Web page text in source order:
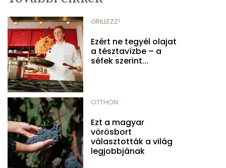
GRILLEZZ!
Ezért ne tegyél olajat
a tésztavízbe – a
séfek szerint...
OTTHON
Ezt a magyar
vörösbort
választották a világ
legjobbjának